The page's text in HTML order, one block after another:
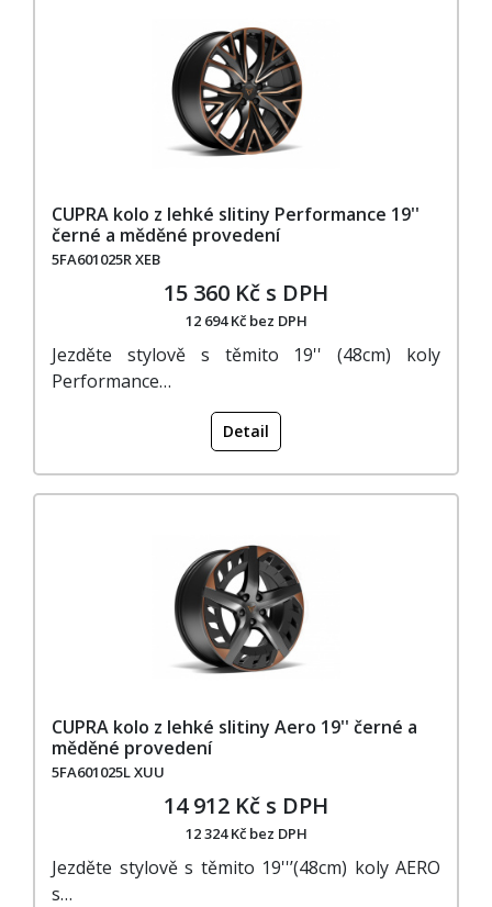
CUPRA kolo z lehké slitiny Performance 19''
černé a měděné provedení
5FA601025R XEB
15 360 Kč s DPH
12 694 Kč bez DPH
Jezděte stylově s těmito 19'' (48cm) koly
Performance…
Detail
CUPRA kolo z lehké slitiny Aero 19'' černé a
měděné provedení
5FA601025L XUU
14 912 Kč s DPH
12 324 Kč bez DPH
Jezděte stylově s těmito 19''’(48cm) koly AERO
s…